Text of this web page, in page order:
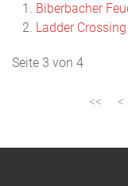
Biberbacher
Ladder
Seite 3 von 4